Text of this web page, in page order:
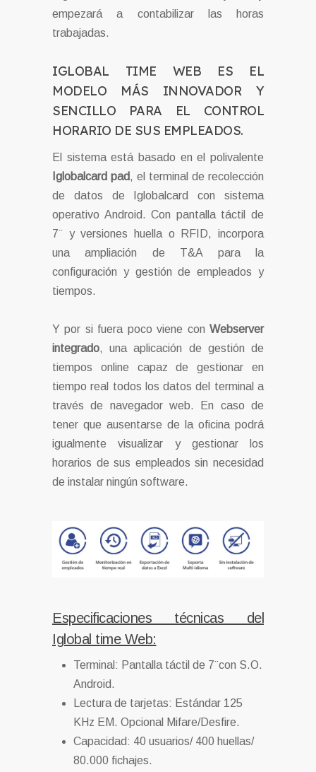
empezará a contabilizar las horas
trabajadas.
IGLOBAL TIME WEB ES EL
MODELO MÁS INNOVADOR Y
SENCILLO PARA EL CONTROL
HORARIO DE SUS EMPLEADOS.
El sistema está basado en el polivalente
Iglobalcard pad, el terminal de recolección
de datos de Iglobalcard con sistema
operativo Android. Con pantalla táctil de
7¨ y versiones huella o RFID, incorpora
una ampliación de T&A para la
configuración y gestión de empleados y
tiempos.
Y por si fuera poco viene con Webserver
integrado, una aplicación de gestión de
tiempos online capaz de gestionar en
tiempo real todos los datos del terminal a
través de navegador web. En caso de
tener que ausentarse de la oficina podrá
igualmente visualizar y gestionar los
horarios de sus empleados sin necesidad
de instalar ningún software.
Especificaciones técnicas del
Iglobal time Web:
Terminal: Pantalla táctil de 7¨con S.O.
Android.
Lectura de tarjetas: Estándar 125
KHz EM. Opcional Mifare/Desfire.
Capacidad: 40 usuarios/ 400 huellas/
80.000 fichajes.